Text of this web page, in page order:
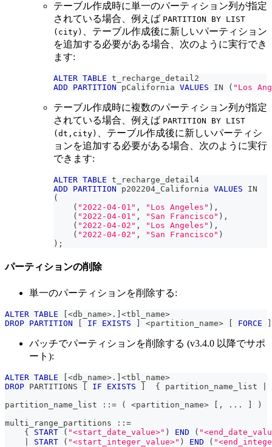
テーブル作成時に単一のパーティション列が指定
されている場合、例えば PARTITION BY LIST
(city)
、テーブル作成後に新しいパーティション
を追加する必要がある場合、次のように実行でき
ます:
ALTER TABLE t_recharge_detail2
ADD
PARTITION pCalifornia VALUES IN ( "Los
テーブル作成時に複数のパーティション列が指定
されている場合、例えば PARTITION BY LIST
(dt,city)
、テーブル作成後に新しいパーティシ
ョンを追加する必要がある場合、次のように実行
できます:
ALTER TABLE t_recharge_detail4
ADD
PARTITION p202204_California VALUES
IN
(
( "2022-04-01" , "Los Angeles" ) ,
( "2022-04-01" , "San Francisco" ) ,
( "2022-04-02" , "Los Angeles" ) ,
( "2022-04-02" , "San Francisco" )
) ;
パーティションの削除
単一のパーティションを削除する:
ALTER TABLE [<db_name> . ] <tbl_name>
DROP PARTITION [ IF EXISTS ] <partition_name> [ FORCE ]
バッチでパーティションを削除する (v3.4.0 以降でサポ
ート):
ALTER TABLE [<db_name> . ] <tbl_name>
DROP PARTITIONS [ IF EXISTS ]
  { partition_name_list
partition_name_list :: = ( <partition_name> [ , . . . ]
)
multi_range_partitions :: =
    {
START ( "<start_date_value>" ) END (
START ( "<start_integer_value>" ) END (